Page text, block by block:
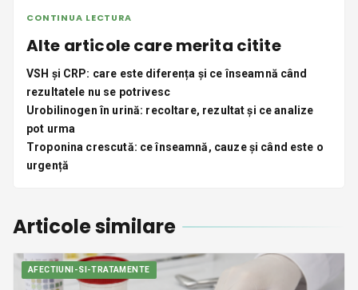
CONTINUA LECTURA
Alte articole care merita citite
VSH și CRP: care este diferența și ce înseamnă când
rezultatele nu se potrivesc
Urobilinogen în urină: recoltare, rezultat și ce analize
pot urma
Troponina crescută: ce înseamnă, cauze și când este o
urgență
Articole similare
AFECTIUNI-SI-TRATAMENTE